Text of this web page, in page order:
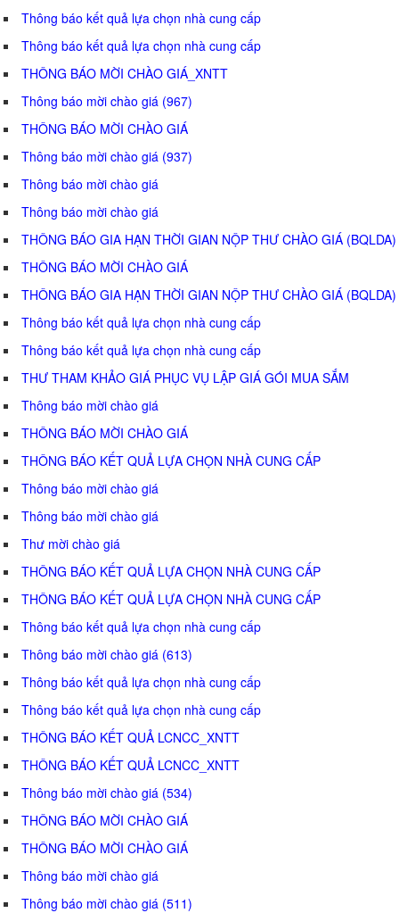
Thông báo kết quả lựa chọn nhà cung cấp
Thông báo kết quả lựa chọn nhà cung cấp
THÔNG BÁO MỜI CHÀO GIÁ_XNTT
Thông báo mời chào giá (967)
THÔNG BÁO MỜI CHÀO GIÁ
Thông báo mời chào giá (937)
Thông báo mời chào giá
Thông báo mời chào giá
THÔNG BÁO GIA HẠN THỜI GIAN NỘP THƯ CHÀO GIÁ (BQLDA)
THÔNG BÁO MỜI CHÀO GIÁ
THÔNG BÁO GIA HẠN THỜI GIAN NỘP THƯ CHÀO GIÁ (BQLDA)
Thông báo kết quả lựa chọn nhà cung cấp
Thông báo kết quả lựa chọn nhà cung cấp
THƯ THAM KHẢO GIÁ PHỤC VỤ LẬP GIÁ GÓI MUA SẮM
Thông báo mời chào giá
THÔNG BÁO MỜI CHÀO GIÁ
THÔNG BÁO KẾT QUẢ LỰA CHỌN NHÀ CUNG CẤP
Thông báo mời chào giá
Thông báo mời chào giá
Thư mời chào giá
THÔNG BÁO KẾT QUẢ LỰA CHỌN NHÀ CUNG CẤP
THÔNG BÁO KẾT QUẢ LỰA CHỌN NHÀ CUNG CẤP
Thông báo kết quả lựa chọn nhà cung cấp
Thông báo mời chào giá (613)
Thông báo kết quả lựa chọn nhà cung cấp
Thông báo kết quả lựa chọn nhà cung cấp
THÔNG BÁO KẾT QUẢ LCNCC_XNTT
THÔNG BÁO KẾT QUẢ LCNCC_XNTT
Thông báo mời chào giá (534)
THÔNG BÁO MỜI CHÀO GIÁ
THÔNG BÁO MỜI CHÀO GIÁ
Thông báo mời chào giá
Thông báo mời chào giá (511)